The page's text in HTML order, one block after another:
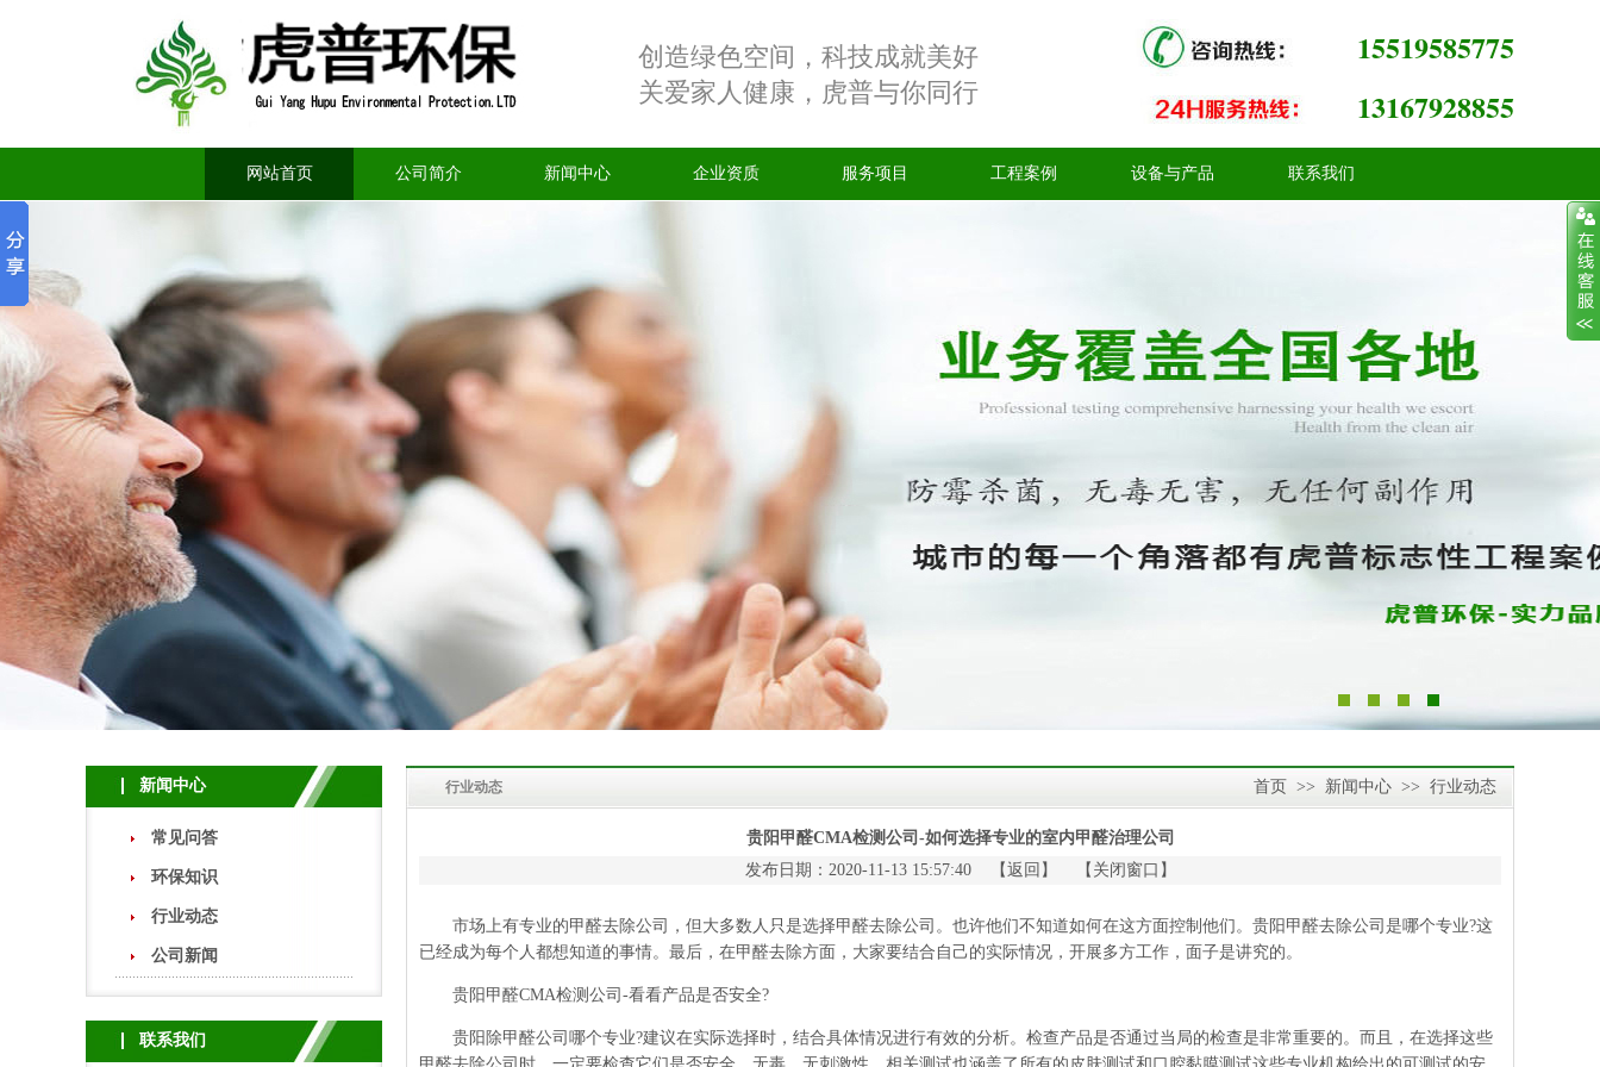
创造绿色空间，科技成就美好
关爱家人健康，虎普与你同行
15519585775
13167928855
网站首页 公司简介 新闻中心 企业资质 服务项目 工程案例 设备与产品 联系我们
新闻中心
常见问答
环保知识
行业动态
公司新闻
联系我们
行业动态 首页 >> 新闻中心 >> 行业动态
贵阳甲醛CMA检测公司-如何选择专业的室内甲醛治理公司
发布日期：2020-11-13 15:57:40 【返回 】 【 关闭窗口 】
市场上有专业的甲醛去除公司，但大多数人只是选择甲醛去除公司。也许他们不知道如何在这方面控制他们。贵阳甲醛去除公司是哪个专业?这
已经成为每个人都想知道的事情。最后，在甲醛去除方面，大家要结合自己的实际情况，开展多方工作，面子是讲究的。
贵阳甲醛CMA检测公司-看看产品是否安全?
贵阳除甲醛公司 哪个专业?建议在实际选择时，结合具体情况进行有效的分析。检查产品是否通过当局的检查是非常重要的。而且，在选择这些